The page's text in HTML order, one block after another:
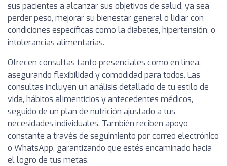
sus pacientes a alcanzar sus objetivos de salud, ya sea
perder peso, mejorar su bienestar general o lidiar con
condiciones específicas como la diabetes, hipertensión, o
intolerancias alimentarias.
Ofrecen consultas tanto presenciales como en línea,
asegurando flexibilidad y comodidad para todos. Las
consultas incluyen un análisis detallado de tu estilo de
vida, hábitos alimenticios y antecedentes médicos,
seguido de un plan de nutrición ajustado a tus
necesidades individuales. También reciben apoyo
constante a través de seguimiento por correo electrónico
o WhatsApp, garantizando que estés encaminado hacia
el logro de tus metas.